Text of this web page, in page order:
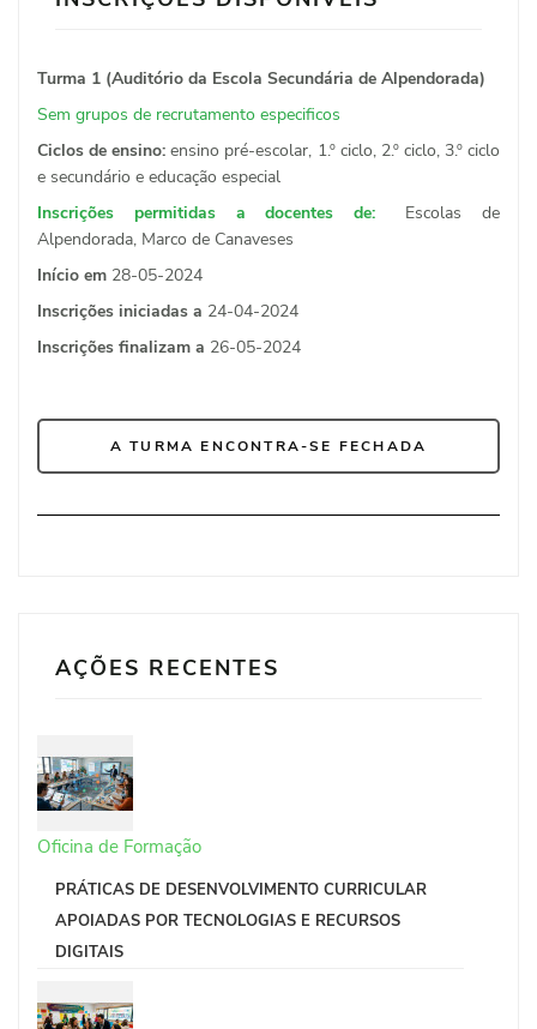
Turma 1 (Auditório da Escola Secundária de Alpendorada)
Sem grupos de recrutamento especificos
Ciclos de ensino: ensino pré-escolar, 1.º ciclo, 2.º ciclo, 3.º ciclo
e secundário e educação especial
Inscrições permitidas a docentes de:
Escolas de
Alpendorada, Marco de Canaveses
Início em 28-05-2024
Inscrições iniciadas a 24-04-2024
Inscrições finalizam a 26-05-2024
A TURMA ENCONTRA-SE FECHADA
AÇÕES RECENTES
Oficina de Formação
PRÁTICAS DE DESENVOLVIMENTO CURRICULAR
APOIADAS POR TECNOLOGIAS E RECURSOS
DIGITAIS